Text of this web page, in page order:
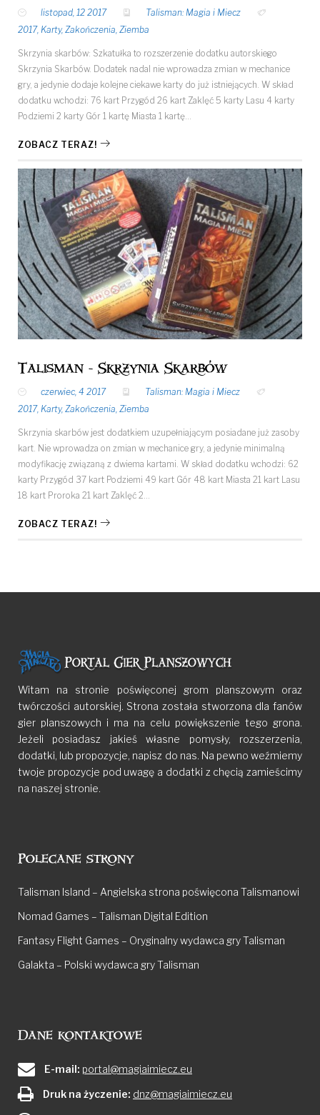
listopad, 12 2017
Talisman: Magia i Miecz
2017, Karty, Zakończenia, Ziemba
Skrzynia skarbów: Szkatułka to rozszerzenie dodatku autorskiego
Skrzynia Skarbów. Dodatek nadal nie wprowadza zmian w mechanice
gry, a jedynie dodaje kolejne ciekawe karty do już istniejących. W skład
dodatku wchodzi: 76 kart Przygód 26 kart Zaklęć 5 karty Lasu 4 karty
Podziemi 2 karty Gór 1 kartę Miasta 1 kartę…
ZOBACZ TERAZ!
Talisman - Skrzynia Skarbów
czerwiec, 4 2017
Talisman: Magia i Miecz
2017, Karty, Zakończenia Ziemba
Skrzynia skarbów jest dodatkiem uzupełniającym posiadane już zasoby
kart. Nie wprowadza on zmian w mechanice gry, a jedynie minimalną
modyfikację związaną z dwiema kartami. W skład dodatku wchodzi: 62
karty Przygód 37 kart Podziemi 49 kart Gór 48 kart Miasta 21 kart Lasu
18 kart Proroka 21 kart Zaklęć 2…
ZOBACZ TERAZ!
Witam na stronie poświęconej grom planszowym oraz
twórczości autorskiej. Strona została stworzona dla fanów
gier planszowych i ma na celu powiększenie tego grona.
Jeżeli posiadasz jakieś własne pomysły, rozszerzenia,
dodatki, lub propozycje, napisz do nas. Na pewno weźmiemy
twoje propozycje pod uwagę a dodatki z chęcią zamieścimy
na naszej stronie.
Polecane strony
Talisman Island – Angielska strona poświęcona Talismanowi
Nomad Games – Talisman Digital Edition
Fantasy Flight Games – Oryginalny wydawca gry Talisman
Galakta – Polski wydawca gry Talisman
Dane kontaktowe
E-mail: portal@magiaimiecz.eu
Druk na życzenie: dnz@magiaimiecz.eu